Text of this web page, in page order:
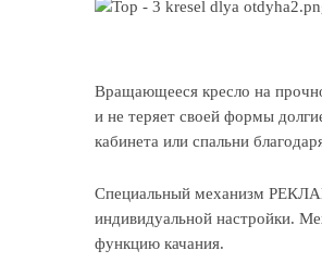
Вращающееся кресло на
и не теряет своей формы
кабинета или спальни
Специальный механизм
индивидуальной настройки.
функцию качания.